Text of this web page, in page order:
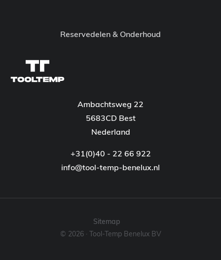
Reservedelen & Onderhoud
Ambachtsweg 22
5683CD Best
Nederland
+31(0)40 - 22 66 922
info@tool-temp-benelux.nl
Sitemap
© 2026 · Tool-Temp Benelux BV